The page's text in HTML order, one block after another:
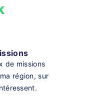
de missions
région, sur